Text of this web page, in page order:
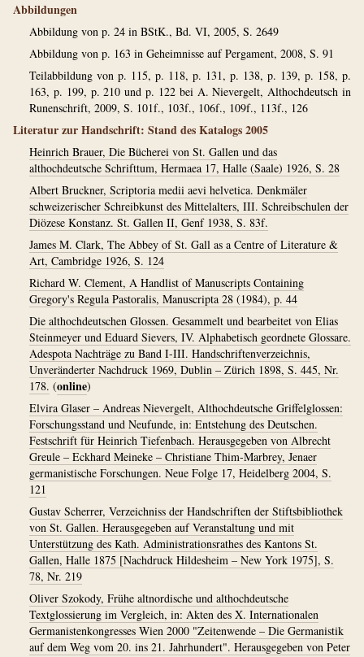
Abbildungen
Abbildung von p. 24 in BStK., Bd. VI, 2005, S. 2649
Abbildung von p. 163 in Geheimnisse auf Pergament, 2008, S. 91
Teilabbildung von p. 115, p. 118, p. 131, p. 138, p. 139, p. 158, p.
163, p. 199, p. 210 und p. 122 bei A. Nievergelt, Althochdeutsch in
Runenschrift, 2009, S. 101f., 103f., 106f., 109f., 113f., 126
Literatur zur Handschrift: Stand des Katalogs 2005
Heinrich Brauer, Die Bücherei von St. Gallen und das
althochdeutsche Schrifttum, Hermaea 17, Halle (Saale) 1926, S. 28
Albert Bruckner, Scriptoria medii aevi helvetica. Denkmäler
schweizerischer Schreibkunst des Mittelalters, III. Schreibschulen der
Diözese Konstanz. St. Gallen II, Genf 1938, S. 83f.
James M. Clark, The Abbey of St. Gall as a Centre of Literature &
Art, Cambridge 1926, S. 124
Richard W. Clement, A Handlist of Manuscripts Containing
Gregory's Regula Pastoralis, Manuscripta 28 (1984), p. 44
Die althochdeutschen Glossen. Gesammelt und bearbeitet von Elias
Steinmeyer und Eduard Sievers, IV. Alphabetisch geordnete Glossare.
Adespota Nachträge zu Band I-III. Handschriftenverzeichnis,
Unveränderter Nachdruck 1969, Dublin – Zürich 1898, S. 445, Nr.
178. (online)
Elvira Glaser – Andreas Nievergelt, Althochdeutsche Griffelglossen:
Forschungsstand und Neufunde, in: Entstehung des Deutschen.
Festschrift für Heinrich Tiefenbach. Herausgegeben von Albrecht
Greule – Eckhard Meineke – Christiane Thim-Marbrey, Jenaer
germanistische Forschungen. Neue Folge 17, Heidelberg 2004, S.
121
Gustav Scherrer, Verzeichniss der Handschriften der Stiftsbibliothek
von St. Gallen. Herausgegeben auf Veranstaltung und mit
Unterstützung des Kath. Administrationsrathes des Kantons St.
Gallen, Halle 1875 [Nachdruck Hildesheim – New York 1975], S.
78, Nr. 219
Oliver Szokody, Frühe altnordische und althochdeutsche
Textglossierung im Vergleich, in: Akten des X. Internationalen
Germanistenkongresses Wien 2000 "Zeitenwende – Die Germanistik
auf dem Weg vom 20. ins 21. Jahrhundert". Herausgegeben von Peter